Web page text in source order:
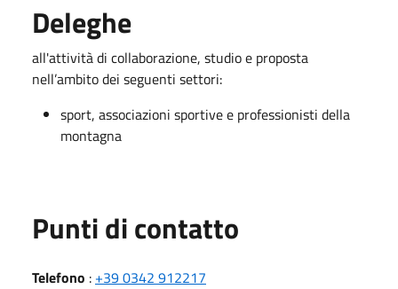
Deleghe
all'attività di collaborazione, studio e proposta
nell’ambito dei seguenti settori:
sport, associazioni sportive e professionisti della
montagna
Punti di contatto
Telefono : +39 0342 912217